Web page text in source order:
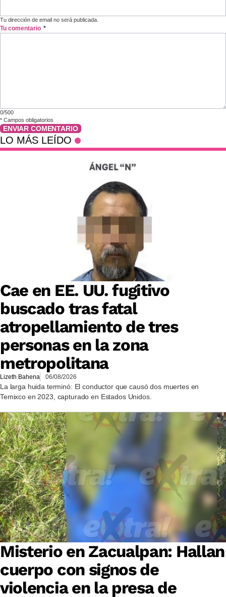
Tu dirección de email no será publicada.
Tu comentario *
0/500
* Campos obligatorios
ENVIAR COMENTARIO
LO MÁS LEÍDO
Cae en EE. UU. fugitivo
buscado tras fatal
atropellamiento de tres
personas en la zona
metropolitana
Lizeth Bahena 06/08/2026
La larga huida terminó: El conductor que causó dos muertes en
Temixco en 2023, capturado en Estados Unidos.
Misterio en Zacualpan: Hallan
cuerpo con signos de
violencia en la presa de